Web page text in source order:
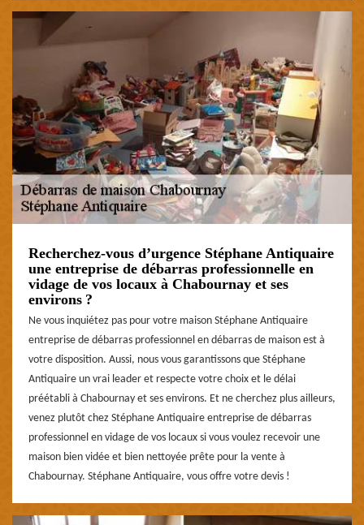
Recherchez-vous d’urgence Stéphane Antiquaire
une entreprise de débarras professionnelle en
vidage de vos locaux à Chabournay et ses
environs ?
Ne vous inquiétez pas pour votre maison Stéphane Antiquaire
entreprise de débarras professionnel en débarras de maison est à
votre disposition. Aussi, nous vous garantissons que Stéphane
Antiquaire un vrai leader et respecte votre choix et le délai
préétabli à Chabournay et ses environs. Et ne cherchez plus ailleurs,
venez plutôt chez Stéphane Antiquaire entreprise de débarras
professionnel en vidage de vos locaux si vous voulez recevoir une
maison bien vidée et bien nettoyée prête pour la vente à
Chabournay. Stéphane Antiquaire, vous offre votre devis !